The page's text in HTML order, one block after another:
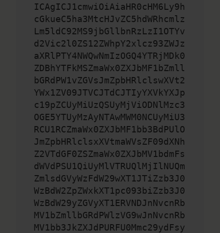
ICAgICJ1cmwiOiAiaHR0cHM6Ly9h
cGkueC5ha3MtcHJvZC5hdWRhcmlz
Lm5ldC92MS9jbGllbnRzLzI1OTYv
d2Vic2l0ZS12ZWhpY2xlcz93ZWJz
aXRlPTY4NWQwNmIzOGQ4YTRjMDk0
ZDBhYTFkMSZmaWx0ZXJbMF1bZmll
bGRdPW1vZGVsJmZpbHRlclswXVt2
YWx1ZV09JTVCJTdCJTIyYXVkYXJp
c19pZCUyMiUzQSUyMjViODNlMzc3
OGE5YTUyMzAyNTAwMWM0NCUyMiU3
RCU1RCZmaWx0ZXJbMF1bb3BdPUlO
JmZpbHRlclsxXVtmaWVsZF09dXNh
Z2VTdGF0ZSZmaWx0ZXJbMV1bdmFs
dWVdPSU1QiUyMlVTRUQlMjIlNUQm
ZmlsdGVyWzFdW29wXT1JTiZzb3J0
WzBdW2ZpZWxkXT1pc093biZzb3J0
WzBdW29yZGVyXT1ERVNDJnNvcnRb
MV1bZmllbGRdPWlzVG9wJnNvcnRb
MV1bb3JkZXJdPURFU0Mmc29ydFsy